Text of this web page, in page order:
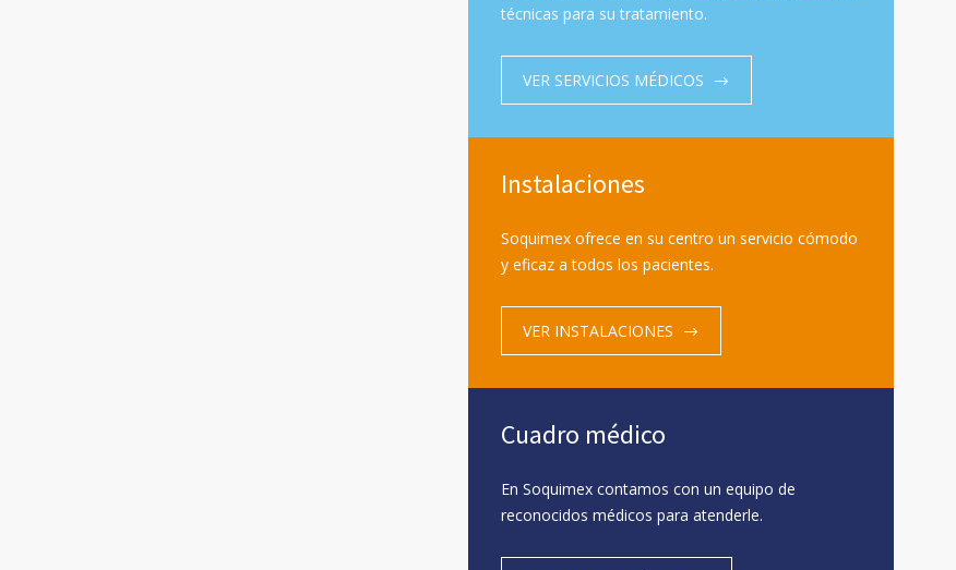
técnicas para su tratamiento.
VER SERVICIOS MÉDICOS
Instalaciones
Soquimex ofrece en su centro un servicio cómodo
y eficaz a todos los pacientes.
VER INSTALACIONES
Cuadro médico
En Soquimex contamos con un equipo de
reconocidos médicos para atenderle.